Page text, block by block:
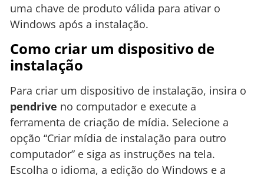
uma chave de produto válida para ativar o
Windows após a instalação.
Como criar um dispositivo de
instalação
Para criar um dispositivo de instalação, insira o
pendrive no computador e execute a
ferramenta de criação de mídia. Selecione a
opção “Criar mídia de instalação para outro
computador” e siga as instruções na tela.
Escolha o idioma, a edição do Windows e a